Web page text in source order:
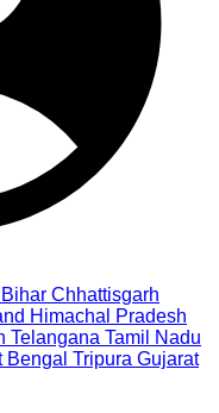
Bihar Chhattisgarh
Himachal Pradesh
Telangana Tamil Nadu
Bengal Tripura Gujarat